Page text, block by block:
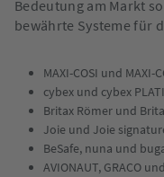
Bedeutung am Markt
bewährte Systeme für
MAXI-COSI und MAXI-
cybex und cybex
Britax Römer und
Joie und Joie
BeSafe, nuna und
AVIONAUT, GRACO